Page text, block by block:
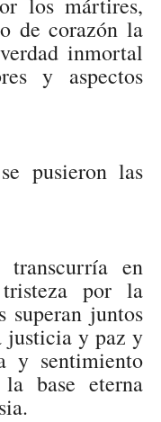
de corazón la
inmortal
y aspectos
pusieron las
en
por la
superan juntos
justicia y paz y
y sentimiento
base eterna